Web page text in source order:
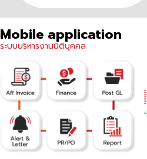
Mobile application
ระบบบริหารงานนิติบุคคล